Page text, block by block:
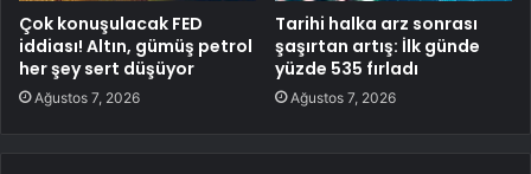
Çok konuşulacak FED
iddiası! Altın, gümüş petrol
her şey sert düşüyor
Ağustos 7, 2026
Tarihi halka arz sonrası
şaşırtan artış: İlk günde
yüzde 535 fırladı
Ağustos 7, 2026